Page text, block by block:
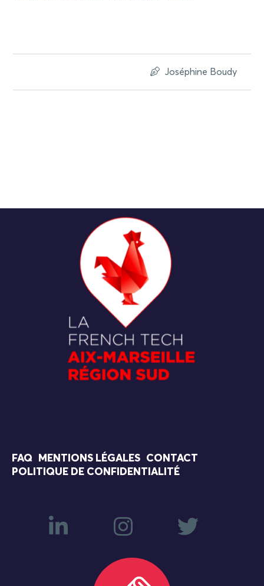
Joséphine Boudy
FAQ MENTIONS LÉGALES
CONTACT
POLITIQUE DE CONFIDENTIALITÉ